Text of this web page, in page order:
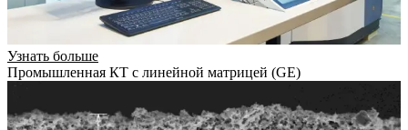
Узнать больше
Промышленная КТ с линейной матрицей (GE)